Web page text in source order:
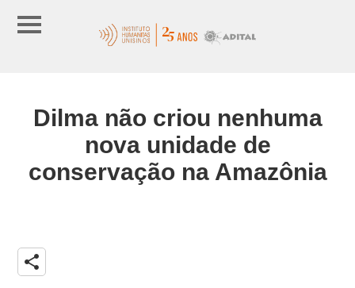
Dilma não criou nenhuma
nova unidade de
conservação na Amazônia
share